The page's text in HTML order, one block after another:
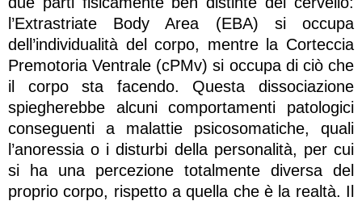
l’Extrastriate Body Area (EBA) si occupa
dell’individualità del corpo, mentre la Corteccia
Premotoria Ventrale (cPMv) si occupa di ciò che
il corpo sta facendo. Questa dissociazione
spiegherebbe alcuni comportamenti patologici
conseguenti a malattie psicosomatiche, quali
l’anoressia o i disturbi della personalità, per cui
si ha una percezione totalmente diversa del
proprio corpo, rispetto a quella che è la realtà. Il